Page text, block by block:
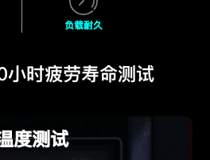
负载耐久
小时疲劳寿命测试
尘测试